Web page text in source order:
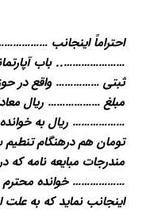
احتراماً اینجانب
………………….. باب
ثبتی …………… واقع در
مبلغ ……………… ریال
……………… ریال به
تومان هم درهنگام
مندرجات مبایعه ‌نامه که
……………… خوانده محترم
اینجانب نماید که به علت